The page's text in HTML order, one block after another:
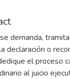
demanda,
declaración o
el proceso
al juicio